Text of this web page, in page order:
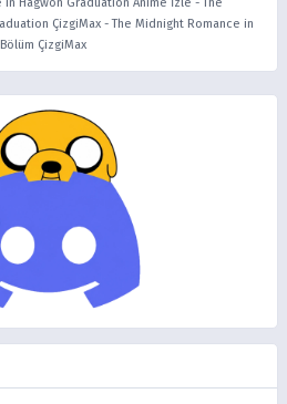
ÇizgiMax -The Midnight Romance in
ÇizgiMax